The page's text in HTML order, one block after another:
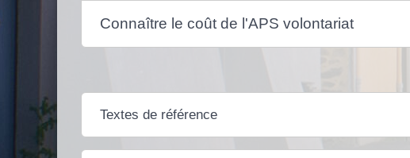
Connaître le coût de l'APS volontariat
Textes de référence